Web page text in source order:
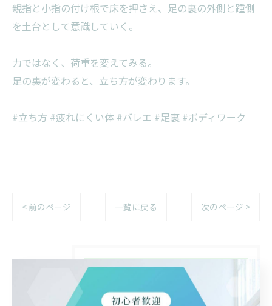
親指と小指の付け根で床を押さえ、足の裏の外側と踵側
を土台として意識していく。
力ではなく、荷重を変えてみる。
足の裏が変わると、立ち方が変わります。
#立ち方 #疲れにくい体 #バレエ #足裏 #ボディワーク
< 前のページ 一覧に戻る 次のページ >
カテゴリー Categories
全てのカテゴリー